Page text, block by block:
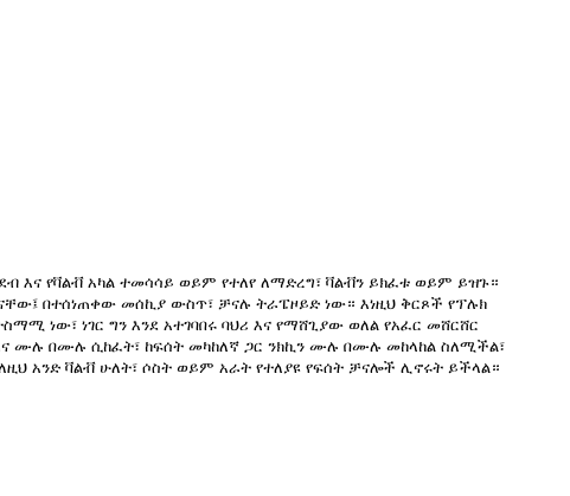
የቫልቭ አካል ተመሳሳይ ወይም የተለየ ለማድረግ፣ ቫልቭን ይክፈቱ ወይም ይዝጉ።
በተሰነጠቀው መሰኪያ ውስጥ፣ ቻናሉ ትራፔዞይድ ነው። እነዚህ ቅርጾች የፕሉክ
ነው፣ ነገር ግን እንደ አተገባበሩ ባህሪ እና የማሸጊያው ወለል የአፈር መሸርሸር
ሙሉ በሙሉ ሲከፈት፣ ከፍሰት መካከለኛ ጋር ንክኪን ሙሉ በሙሉ መከላከል ስለሚችል፣
አንድ ቫልቭ ሁለት፣ ሶስት ወይም አራት የተለያዩ የፍሰት ቻናሎች ሊኖሩት ይችላል።